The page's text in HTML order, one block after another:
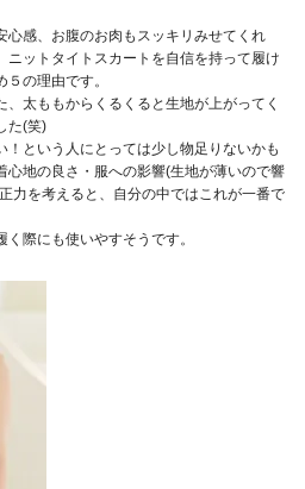
心感、お腹のお肉もスッキリみせてくれ
ニットタイトスカートを自信を持って履け
の理由です。
太ももからくるくると生地が上がってく
た(笑)
！という人にとっては少し物足りないかも
心地の良さ・服への影響(生地が薄いので響
力を考えると、自分の中ではこれが一番で